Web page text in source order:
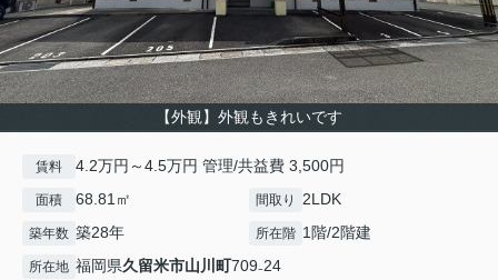
【外観】外観もきれいです
賃料 4.2万円～4.5万円 管理/共益費 3,500円
面積 68.81㎡ 間取り 2LDK
築年数 築28年 所在階 1階/2階建
所在地 福岡県久留米市山川町709₋24